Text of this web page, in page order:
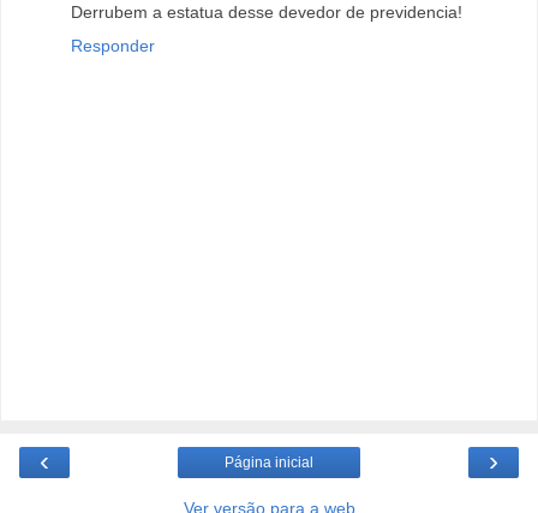
Derrubem a estatua desse devedor de previdencia!
Responder
‹ ›
Página inicial
Ver versão para a web